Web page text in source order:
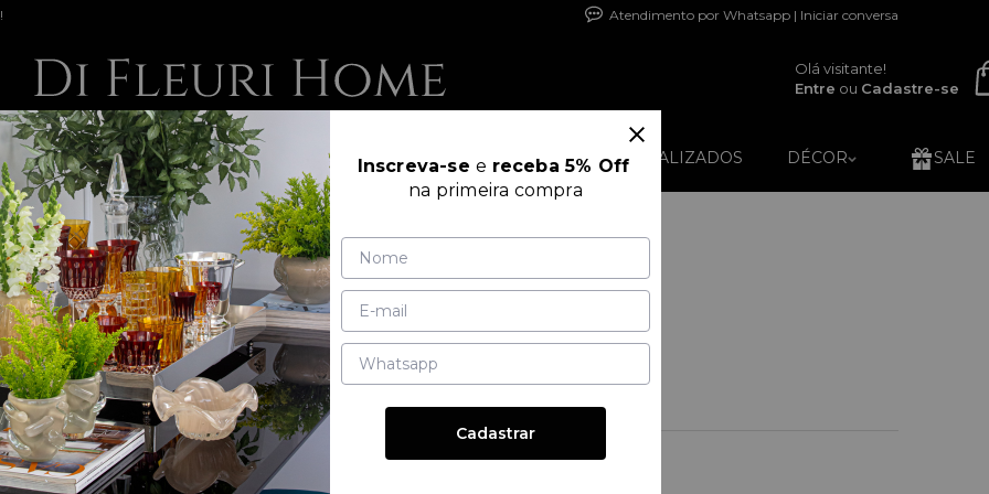
Atendimento por Whatsapp | Iniciar conversa
Olá visitante!
Entre ou Cadastre-se
MESA POSTA MURANOS PRATARIA | OURO24K PERSONALIZADOS DÉCOR SALE
os produtos Taças/Copos Sommelier
TAÇA DE CRISTAL MALBEC 650ML
- Ver avaliações
R$ 75,65 (15% OFF)
no pix à vista com desconto
R$ 89,00
+ formas de pagamento
Cor
Inscreva-see receba 5% Off
na primeira compra
Cadastrar